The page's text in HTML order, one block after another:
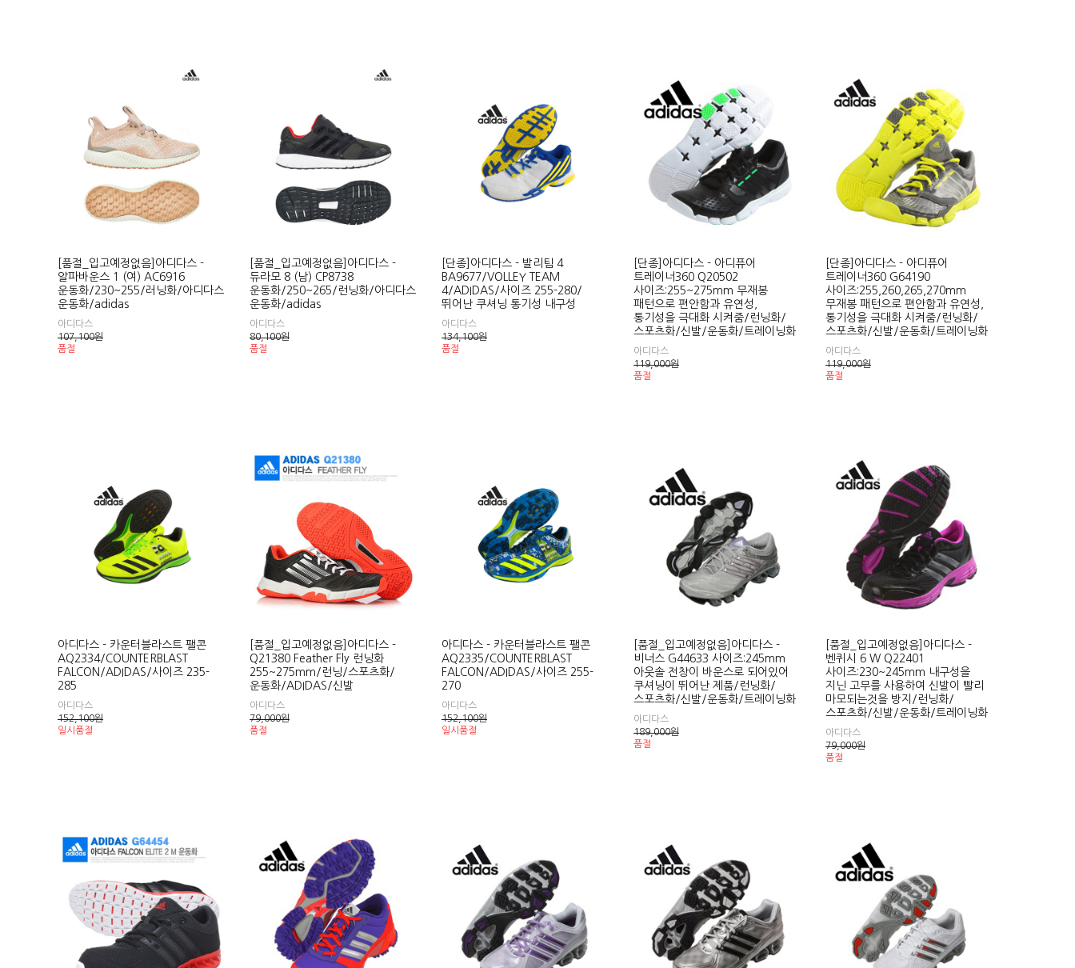
[품절_입고예정없음]아디다스 -
알파바운스 1 (여) AC6916
운동화/230~255/러닝화/아디다스
운동화/adidas
아디다스
107,100원
품절
[품절_입고예정없음]아디다스 -
듀라모 8 (남) CP8738
운동화/250~265/런닝화/아디다스
운동화/adidas
아디다스
80,100원
품절
[단종]아디다스 - 발리팀 4
BA9677/VOLLEY TEAM
4/ADIDAS/사이즈 255-280/
뛰어난 쿠셔닝 통기성 내구성
아디다스
134,100원
품절
[단종]아디다스 - 아디퓨어
트레이너360 Q20502
사이즈:255~275mm 무재봉
패턴으로 편안함과 유연성,
통기성을 극대화 시켜줌/런닝화/
스포츠화/신발/운동화/트레이닝화
아디다스
119,000원
품절
[단종]아디다스 - 아디퓨어
트레이너360 G64190
사이즈:255,260,265,270mm
무재봉 패턴으로 편안함과 유연성,
통기성을 극대화 시켜줌/런닝화/
스포츠화/신발/운동화/트레이닝화
아디다스
119,000원
품절
아디다스 - 카운터블라스트 팰콘
AQ2334/COUNTERBLAST
FALCON/ADIDAS/사이즈 235-
285
아디다스
152,100원
일시품절
[품절_입고예정없음]아디다스 -
Q21380 Feather Fly 런닝화
255~275mm/런닝/스포츠화/
운동화/ADIDAS/신발
아디다스
79,000원
품절
아디다스 - 카운터블라스트 팰콘
AQ2335/COUNTERBLAST
FALCON/ADIDAS/사이즈 255-
270
아디다스
152,100원
일시품절
[품절_입고예정없음]아디다스 -
비너스 G44633 사이즈:245mm
아웃솔 전창이 바운스로 되어있어
쿠셔닝이 뛰어난 제품/런닝화/
스포츠화/신발/운동화/트레이닝화
아디다스
189,000원
품절
[품절_입고예정없음]아디다스 -
벤퀴시 6 W Q22401
사이즈:230~245mm 내구성을
지닌 고무를 사용하여 신발이 빨리
마모되는것을 방지/런닝화/
스포츠화/신발/운동화/트레이닝화
아디다스
79,000원
품절